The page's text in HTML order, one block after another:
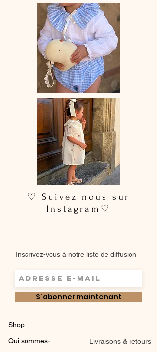
♡ Suivez nous sur
Instagram♡
Inscrivez-vous à notre liste de diffusion
S`abonner maintenant
Shop
Qui sommes- Livraisons & retours